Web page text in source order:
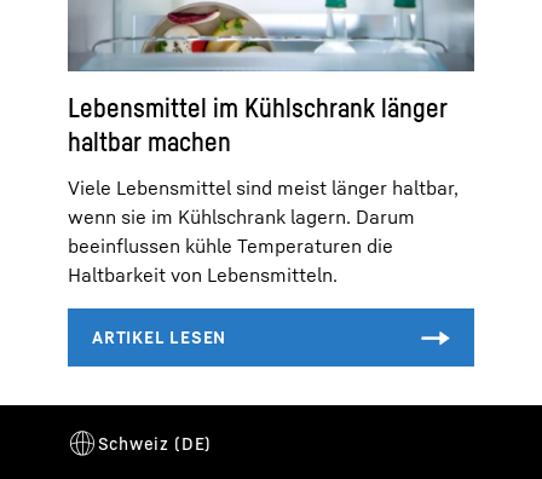
Lebensmittel im Kühlschrank länger
haltbar machen
Viele Lebensmittel sind meist länger haltbar,
wenn sie im Kühlschrank lagern. Darum
beeinflussen kühle Temperaturen die
Haltbarkeit von Lebensmitteln.